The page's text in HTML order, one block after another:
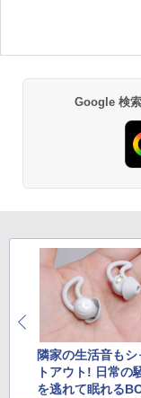
Google 検
隣家の生活音もシ
トアウト! 日常の
を逃れて眠れる